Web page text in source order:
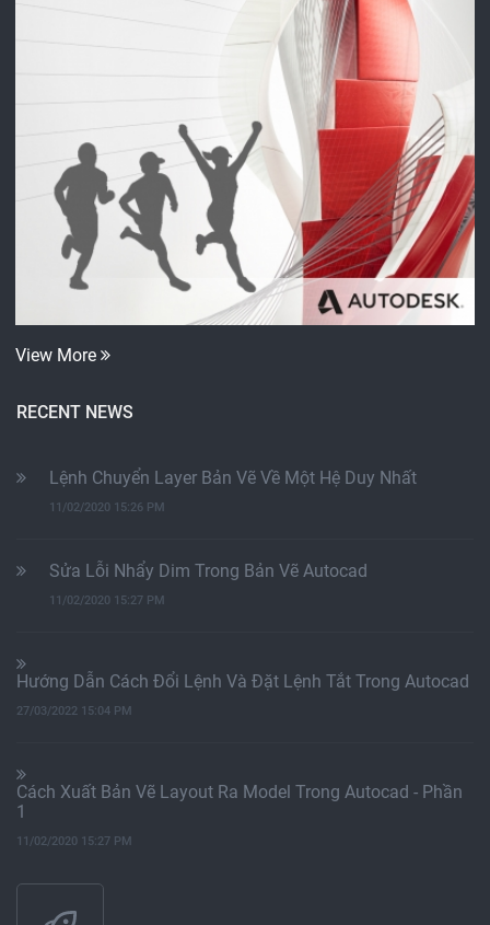
View More
RECENT NEWS
Lệnh Chuyển Layer Bản Vẽ Về Một Hệ Duy Nhất
11/02/2020 15:26 PM
Sửa Lỗi Nhẩy Dim Trong Bản Vẽ Autocad
11/02/2020 15:27 PM
Hướng Dẫn Cách Đổi Lệnh Và Đặt Lệnh Tắt Trong Autocad
27/03/2022 15:04 PM
Cách Xuất Bản Vẽ Layout Ra Model Trong Autocad - Phần
1
11/02/2020 15:27 PM